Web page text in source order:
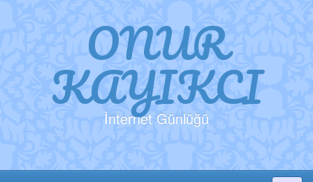
ONUR
KAYIKCI
İnternet Günlüğü